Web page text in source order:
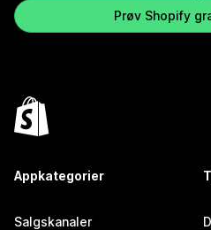
Prøv Shopify
Appkategorier
Salgskanaler